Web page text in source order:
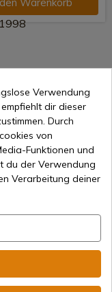
Verwendung
dir dieser
Durch
von
Funktionen und
du der Verwendung
Verarbeitung deiner